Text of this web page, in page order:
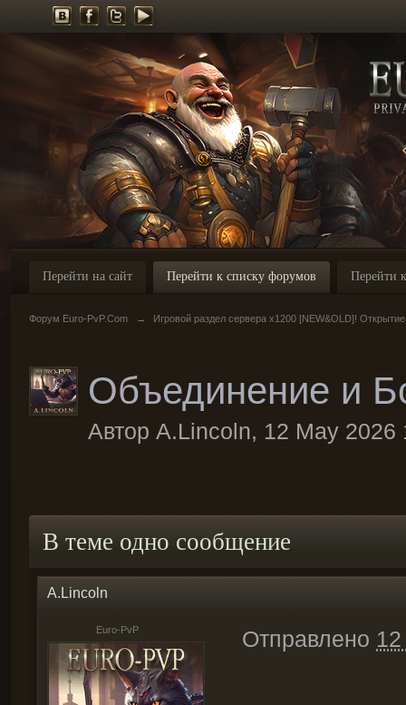
Перейти на сайт Перейти к списку форумов Перейти
Форум Euro-PvP.Com → Игровой раздел сервера х1200 [NEW&OLD]!
Объединение и
Автор A.Lincoln, 12 May 2026
В теме одно сообщение
A.Lincoln
Euro-PvP Отправлено